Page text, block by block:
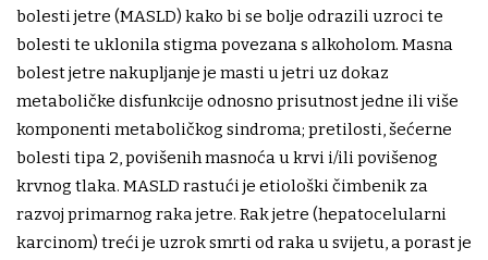
bolesti jetre (MASLD) kako bi se bolje odrazili uzroci te
bolesti te uklonila stigma povezana s alkoholom. Masna
bolest jetre nakupljanje je masti u jetri uz dokaz
metaboličke disfunkcije odnosno prisutnost jedne ili više
komponenti metaboličkog sindroma; pretilosti, šećerne
bolesti tipa 2, povišenih masnoća u krvi i/ili povišenog
krvnog tlaka. MASLD rastući je etiološki čimbenik za
razvoj primarnog raka jetre. Rak jetre (hepatocelularni
karcinom) treći je uzrok smrti od raka u svijetu, a porast je